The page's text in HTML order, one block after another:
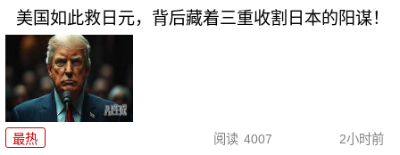
美国如此救日元，背后藏着三重收割日本的阳谋！
最热 阅读 4007 2小时前